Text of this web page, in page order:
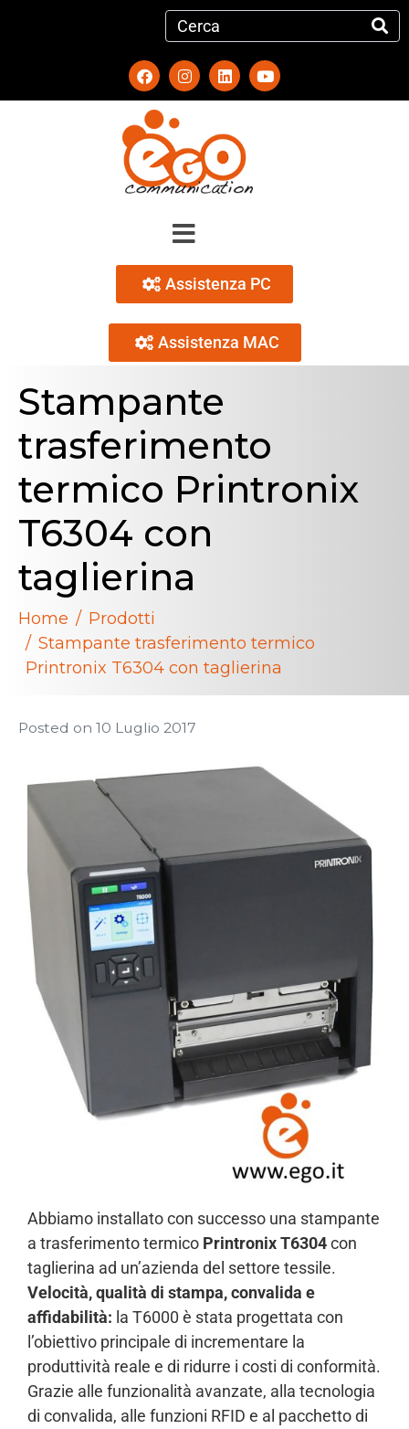
Assistenza PC
Assistenza MAC
Stampante
trasferimento
termico Printronix
T6304 con
taglierina
Home
Prodotti
Stampante trasferimento termico
Printronix T6304 con taglierina
Posted on 10 Luglio 2017
Abbiamo installato con successo una stampante
a trasferimento termico Printronix T6304con
taglierina ad un’azienda del settore tessile.
Velocità, qualità di stampa, convalida e
affidabilità: la T6000 è stata progettata con
l’obiettivo principale di incrementare la
produttività reale e di ridurre i costi di conformità.
Grazie alle funzionalità avanzate, alla tecnologia
di convalida, alle funzioni RFID e al pacchetto di